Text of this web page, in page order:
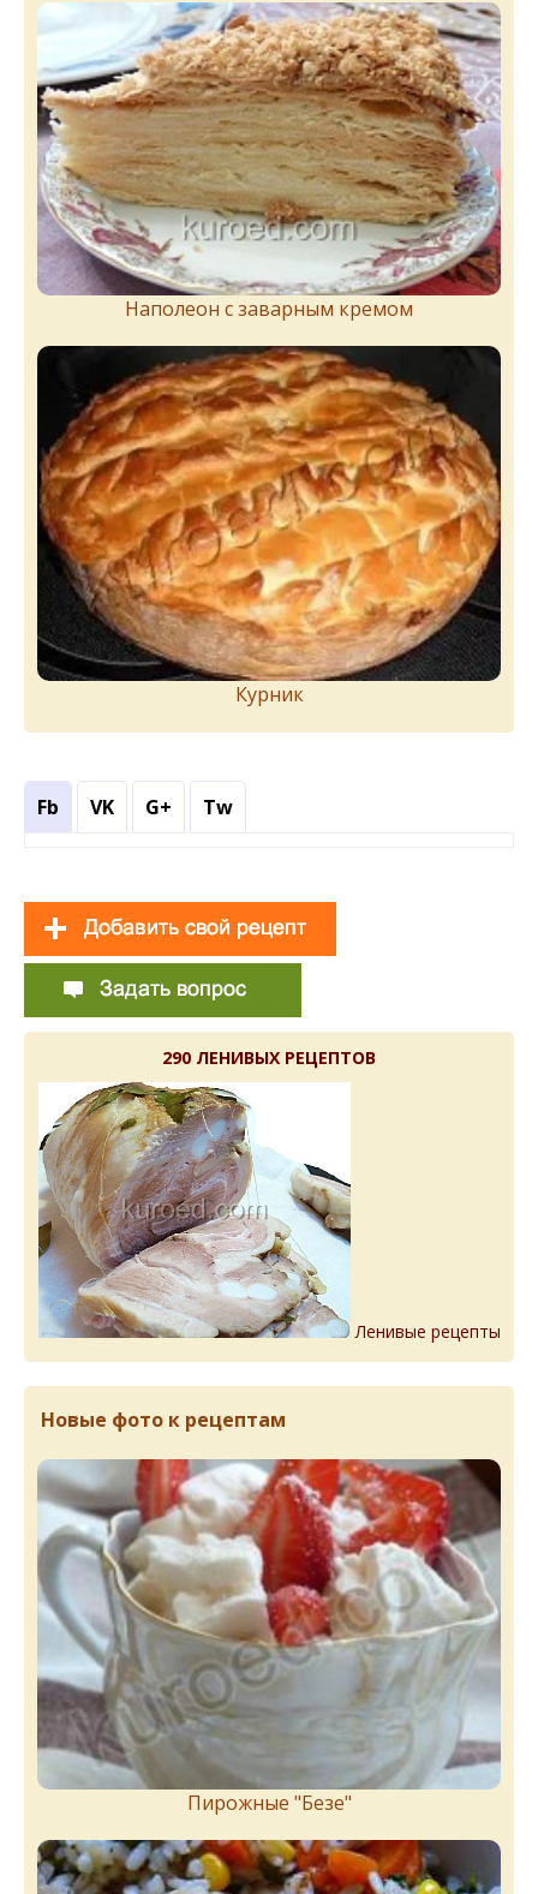
Наполеон с заварным кремом
Курник
Fb VK G+ Tw
290 ЛЕНИВЫХ РЕЦЕПТОВ
Ленивые рецепты
Новые фото к рецептам
Пирожныe "Бeзe"